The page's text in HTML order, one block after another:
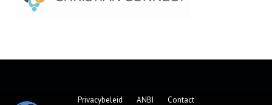
Privacybeleid ANBI Contact